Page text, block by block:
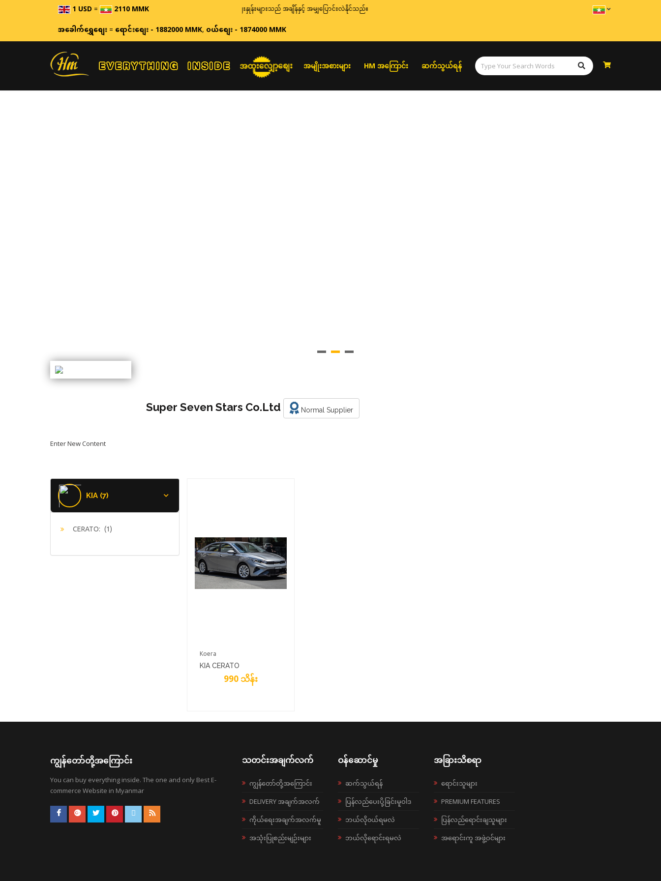
1 USD= 2110 MMK ဈေးနှုန်းများသည် အချိန်နှင့် အမျှပြောင်းလဲနိုင်သည်။
အခေါက်ရွှေစျေး=ရောင်းစျေး - 1882000 MMK,ဝယ်စျေး - 1874000 MMK
အထူးလျှော့စျေး အမျိုးအစားများ HM အကြောင်း ဆက်သွယ်ရန်
Super Seven Stars Co.Ltd Normal Supplier
Enter New Content
KIA (7)
CERATO: (1)
Koera
KIA CERATO
990 သိန်း
ကျွန်တော်တို့အကြောင်း
You can buy everything inside. The one and only Best E-
commerce Website in Myanmar
သတင်းအချက်လက်
ကျွန်တော်တို့အကြောင်း
DELIVERY အချက်အလက်
ကိုယ်ရေးအချက်အလက်မူ
အသုံးပြုစည်းမျဉ်းများ
ဝန်ဆောင်မှု
ဆက်သွယ်ရန်
ပြန်လည်ပေးပို့ခြင်းမူဝါဒ
ဘယ်လို၀ယ်ရမလဲ
ဘယ်လိုရောင်းရမလဲ
အခြားသိစရာ
ရောင်းသူများ
PREMIUM FEATURES
ပြန်လည်ရောင်းချသူများ
အရောင်းကူ အဖွဲ့ဝင်များ